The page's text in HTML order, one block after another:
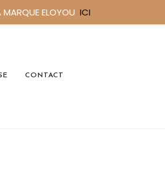
CONTACT
ELOYOU ICI